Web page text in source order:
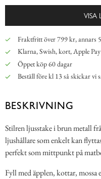
VISA
Fraktfritt över 799 kr, annars
Klarna, Swish, kort, Apple
Öppet köp 60 dagar
Beställ före kl 13 så skickar vi
BESKRIVNING
Stilren ljusstake i brun metall
ljushållare som enkelt kan
perfekt som mittpunkt på
Fyll med äpplen, kottar, mossa